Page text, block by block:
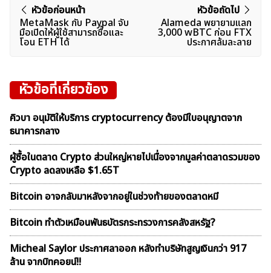
แนะแนว
เรื่อง
หัวข้อก่อนหน้า
MetaMask กับ Paypal จับ
มือเปิดให้ผู้ใช้สามารถซื้อและ
โอน ETH ได้
หัวข้อถัดไป
Alameda พยายามแลก
3,000 wBTC ก่อน FTX
ประกาศล้มละลาย
หัวข้อที่เกี่ยวข้อง
คิวบา อนุมัติให้บริการ cryptocurrency ต้องมีใบอนุญาตจาก
ธนาคารกลาง
ผู้ซื้อในตลาด Crypto ส่วนใหญ่หายไปเนื่องจากมูลค่าตลาดรวมของ
Crypto ลดลงเหลือ $1.65T
Bitcoin อาจกลับมาหลังจากอยู่ในช่วงท้ายของตลาดหมี
Bitcoin ทำตัวเหมือนพันธบัตรกระทรวงการคลังสหรัฐ?
Micheal Saylor ประกาศลาออก หลังทำบริษัทสูญเงินกว่า 917
ล้าน จากบิทคอยน์!!